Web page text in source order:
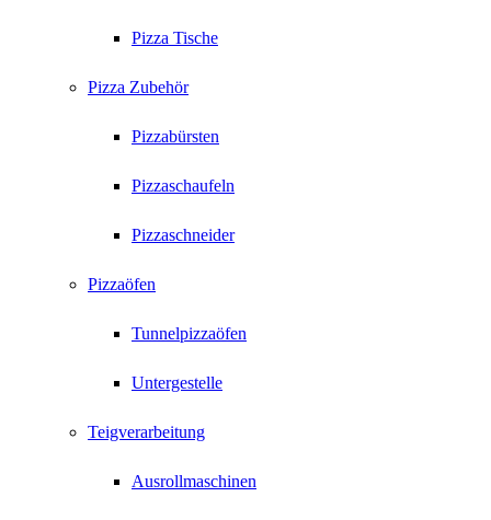
Pizza Tische
Pizza Zubehör
Pizzabürsten
Pizzaschaufeln
Pizzaschneider
Pizzaöfen
Tunnelpizzaöfen
Untergestelle
Teigverarbeitung
Ausrollmaschinen